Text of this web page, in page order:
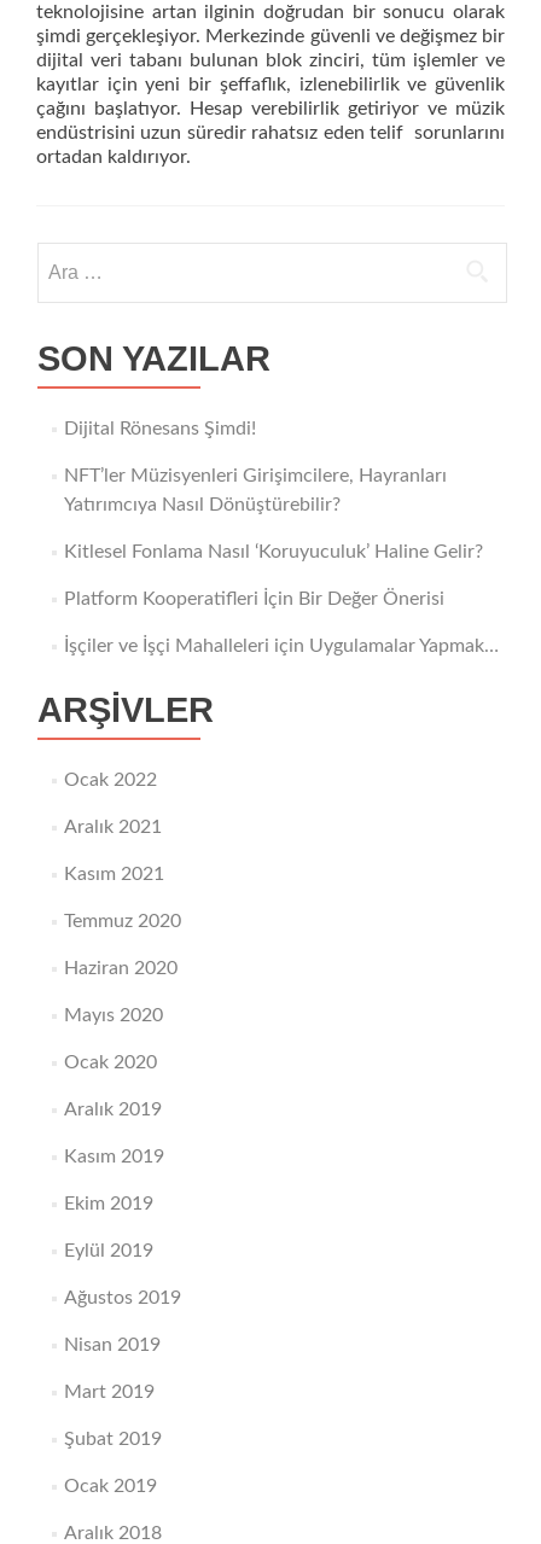
teknolojisine artan ilginin doğrudan bir sonucu olarak
şimdi gerçekleşiyor. Merkezinde güvenli ve değişmez bir
dijital veri tabanı bulunan blok zinciri, tüm işlemler ve
kayıtlar için yeni bir şeffaflık, izlenebilirlik ve güvenlik
çağını başlatıyor. Hesap verebilirlik getiriyor ve müzik
endüstrisini uzun süredir rahatsız eden telif sorunlarını
ortadan kaldırıyor.
SON YAZILAR
Dijital Rönesans Şimdi!
NFT’ler Müzisyenleri Girişimcilere, Hayranları
Yatırımcıya Nasıl Dönüştürebilir?
Kitlesel Fonlama Nasıl ‘Koruyuculuk’ Haline Gelir?
Platform Kooperatifleri İçin Bir Değer Önerisi
İşçiler ve İşçi Mahalleleri için Uygulamalar Yapmak…
ARŞIVLER
Ocak 2022
Aralık 2021
Kasım 2021
Temmuz 2020
Haziran 2020
Mayıs 2020
Ocak 2020
Aralık 2019
Kasım 2019
Ekim 2019
Eylül 2019
Ağustos 2019
Nisan 2019
Mart 2019
Şubat 2019
Ocak 2019
Aralık 2018